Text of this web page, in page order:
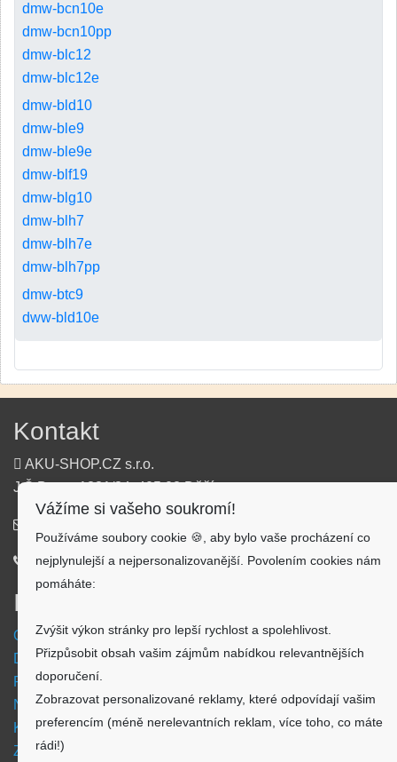
dmw-bcn10e
dmw-bcn10pp
dmw-blc12
dmw-blc12e
dmw-bld10
dmw-ble9
dmw-ble9e
dmw-blf19
dmw-blg10
dmw-blh7
dmw-blh7e
dmw-blh7pp
dmw-btc9
dww-bld10e
Kontakt
AKU-SHOP.CZ s.r.o.
J.Š.Baara 1331/34, 405 02 Děčín
720 500 500
Informace
Obchodní podmínky
Doprava a platba
Reklamační formulář
Nastavení cookies
Kde nás najdete
Zpětný odběr vysloužilých elektrozařízení
Vážíme si vašeho soukromí!
Používáme soubory cookie 🍪, aby bylo vaše procházení co
nejplynulejší a nejpersonalizovanější. Povolením cookies nám
pomáháte:
Zvýšit výkon stránky pro lepší rychlost a spolehlivost.
Přizpůsobit obsah vašim zájmům nabídkou relevantnějších
doporučení.
Zobrazovat personalizované reklamy, které odpovídají vašim
preferencím (méně nerelevantních reklam, více toho, co máte
rádi!)